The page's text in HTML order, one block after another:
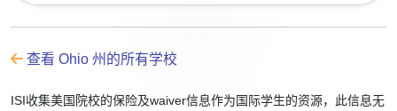
查看 Ohio 州的所有学校
ISI收集美国院校的保险及waiver信息作为国际学生的资源，此信息无